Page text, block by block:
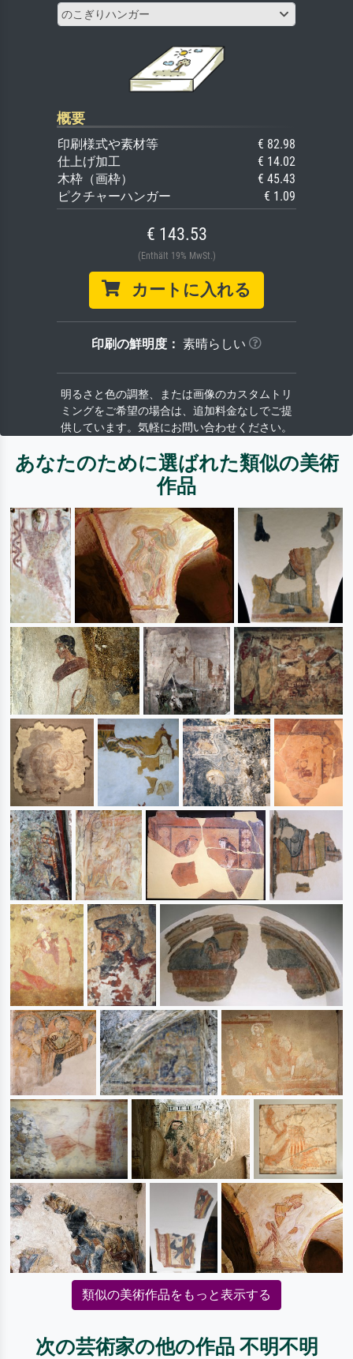
のこぎりハンガー
概要
印刷様式や素材等
€ 82.98
仕上げ加工
€ 14.02
木枠（画枠）
€ 45.43
ピクチャーハンガー
€ 1.09
€ 143.53
(Enthält 19% MwSt.)
カートに入れる
印刷の鮮明度： 素晴らしい
明るさと色の調整、または画像のカスタムトリ
ミングをご希望の場合は、追加料金なしでご提
供しています。気軽にお問い合わせください。
あなたのために選ばれた類似の美術
作品
類似の美術作品をもっと表示する
次の芸術家の他の作品 不明不明